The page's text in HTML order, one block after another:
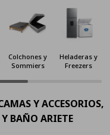
Colchones y
Sommiers
Heladeras y
Freezers
Y ACCESORIOS,
BAÑO ARIETE